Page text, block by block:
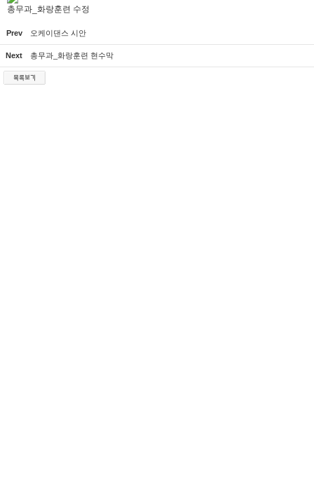
총무과_화랑훈련 수정
Prev 오케이댄스 시안
Next 총무과_화랑훈련 현수막